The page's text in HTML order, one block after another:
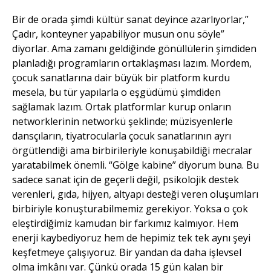
Bir de orada şimdi kültür sanat deyince azarlıyorlar,”
Çadır, konteyner yapabiliyor musun onu söyle”
diyorlar. Ama zamanı geldiğinde gönüllülerin şimdiden
planladığı programların ortaklaşması lazım. Mordem,
çocuk sanatlarına dair büyük bir platform kurdu
mesela, bu tür yapılarla o eşgüdümü şimdiden
sağlamak lazım. Ortak platformlar kurup onların
networklerinin networkü şeklinde; müzisyenlerle
dansçıların, tiyatrocularla çocuk sanatlarının ayrı
örgütlendiği ama birbirileriyle konuşabildiği mecralar
yaratabilmek önemli. “Gölge kabine” diyorum buna. Bu
sadece sanat için de geçerli değil, psikolojik destek
verenleri, gıda, hijyen, altyapı desteği veren oluşumları
birbiriyle konuşturabilmemiz gerekiyor. Yoksa o çok
eleştirdiğimiz kamudan bir farkımız kalmıyor. Hem
enerji kaybediyoruz hem de hepimiz tek tek aynı şeyi
keşfetmeye çalışıyoruz. Bir yandan da daha işlevsel
olma imkânı var. Çünkü orada 15 gün kalan bir